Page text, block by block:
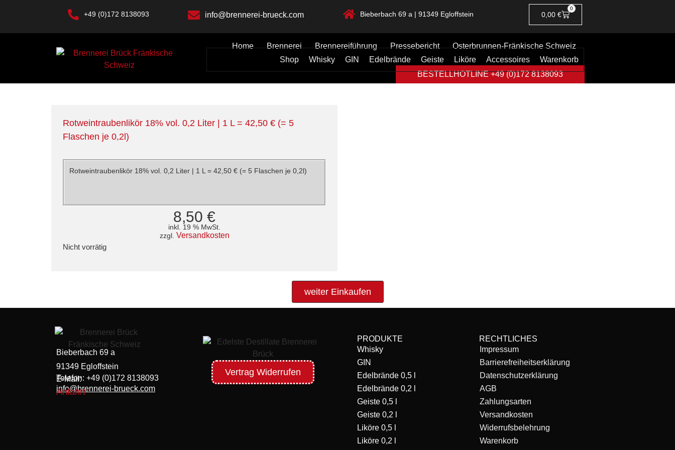
+49 (0)172 8138093 info@brennerei-brueck.com Bieberbach 69 a | 91349 Egloffstein 0,00 €
0
Home Brennerei Brennereiführung Pressebericht
Osterbrunnen-Fränkische Schweiz
Shop
Whisky GIN Edelbrände Geiste Liköre Accessoires
Warenkorb
BESTELLHOTLINE +49 (0)172 8138093
Rotweintraubenlikör 18% vol. 0,2 Liter | 1 L = 42,50 € (= 5
Flaschen je 0,2l)
Rotweintraubenlikör 18% vol. 0,2 Liter | 1 L = 42,50 € (= 5 Flaschen je 0,2l)
8,50 €
inkl. 19 % MwSt.
zzgl. Versandkosten
Nicht vorrätig
weiter Einkaufen
Bieberbach 69 a
91349 Egloffstein
Telefon: +49 (0)172 8138093
E-Mail:
info@brennerei-brueck.com
Anfahrt
Vertrag Widerrufen
PRODUKTE
Whisky
GIN
Edelbrände 0,5 l
Edelbrände 0,2 l
Geiste 0,5 l
Geiste 0,2 l
Liköre 0,5 l
Liköre 0,2 l
RECHTLICHES
Impressum
Barrierefreiheitserklärung
Datenschutzerklärung
AGB
Zahlungsarten
Versandkosten
Widerrufsbelehrung
Warenkorb